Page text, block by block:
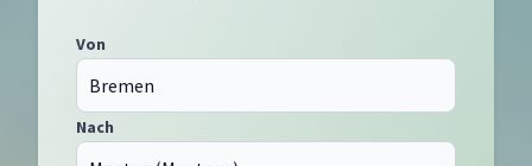
Von
Nach